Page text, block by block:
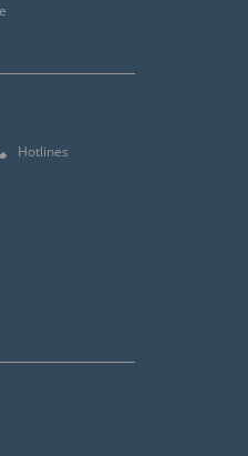
Hotlines